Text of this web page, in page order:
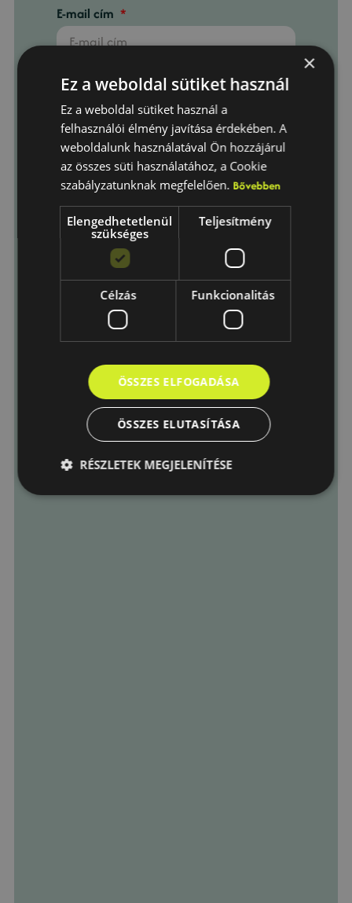
E-mail cím
Telefonszám
Telepítési város
Üzenet
Elfogadom az
Adatkezelési
tájékoztató-ban foglaltakat.
Küldés
×
Ez a weboldal sütiket használ
Ez a weboldal sütiket használ a
felhasználói élmény javítása érdekében. A
weboldalunk használatával Ön hozzájárul
az összes süti használatához, a Cookie
szabályzatunknak megfelelően. Bővebben
Elengedhetetlenül
szükséges
Teljesítmény
Célzás Funkcionalitás
ÖSSZES ELFOGADÁSA
ÖSSZES ELUTASÍTÁSA
RÉSZLETEK MEGJELENÍTÉSE